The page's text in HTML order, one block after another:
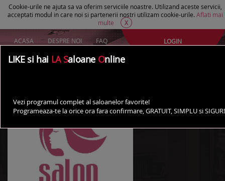
Cookie-urile ne ajuta sa va oferim serviciile noastre. Utilizand aceste servicii,
acceptati modul in care noi si partenerii nostri utilizam cookie-urile. Aflati mai
multe
X
ACASA DESPRE NOI FAQ
AI UN SALON?
LOGIN
LIKE si hai LA Saloane Online
Vezi programul complet al saloanelor favorite!
Programeaza-te la orice ora fara confirmare, GRATUIT, SIMPLU si SIGUR!